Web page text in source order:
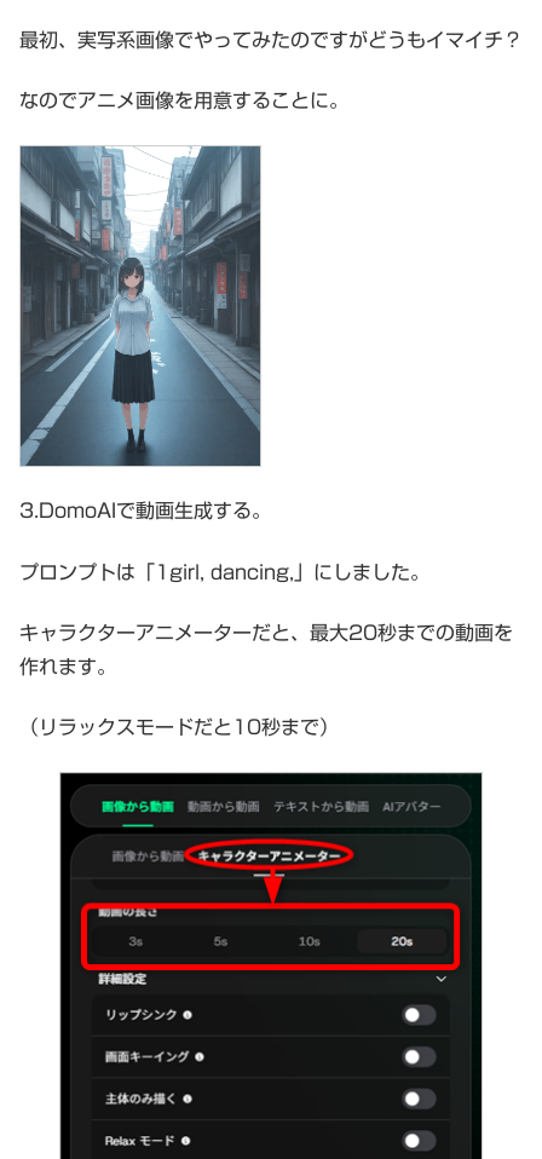
最初、実写系画像でやってみたのですがどうもイマイチ？
なのでアニメ画像を用意することに。
3.DomoAIで動画生成する。
プロンプトは「1girl, dancing,」にしました。
キャラクターアニメーターだと、最大20秒までの動画を
作れます。
（リラックスモードだと10秒まで）